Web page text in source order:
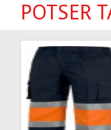
POTSER